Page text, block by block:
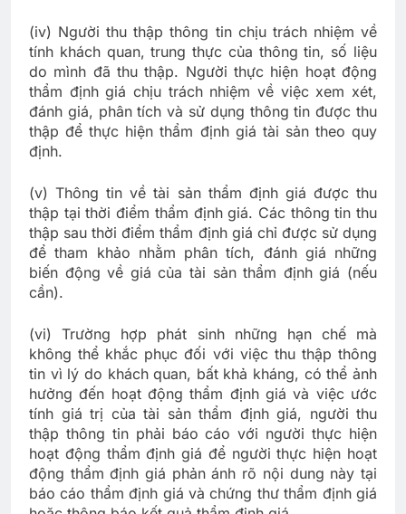
(iv) Người thu thập thông tin chịu trách nhiệm về
tính khách quan, trung thực của thông tin, số liệu
do mình đã thu thập. Người thực hiện hoạt động
thẩm định giá chịu trách nhiệm về việc xem xét,
đánh giá, phân tích và sử dụng thông tin được thu
thập để thực hiện thẩm định giá tài sản theo quy
định.
(v) Thông tin về tài sản thẩm định giá được thu
thập tại thời điểm thẩm định giá. Các thông tin thu
thập sau thời điểm thẩm định giá chỉ được sử dụng
để tham khảo nhằm phân tích, đánh giá những
biến động về giá của tài sản thẩm định giá (nếu
cần).
(vi) Trường hợp phát sinh những hạn chế mà
không thể khắc phục đối với việc thu thập thông
tin vì lý do khách quan, bất khả kháng, có thể ảnh
hưởng đến hoạt động thẩm định giá và việc ước
tính giá trị của tài sản thẩm định giá, người thu
thập thông tin phải báo cáo với người thực hiện
hoạt động thẩm định giá để người thực hiện hoạt
động thẩm định giá phản ánh rõ nội dung này tại
báo cáo thẩm định giá và chứng thư thẩm định giá